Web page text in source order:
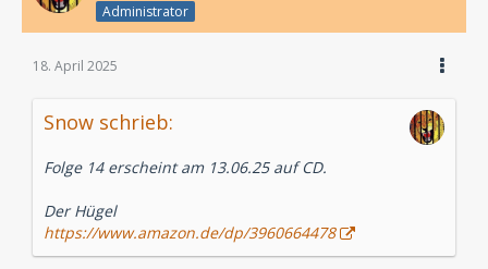
Administrator
18. April 2025
Snow schrieb:
Folge 14 erscheint am 13.06.25 auf CD.
Der Hügel
https://www.amazon.de/dp/3960664478